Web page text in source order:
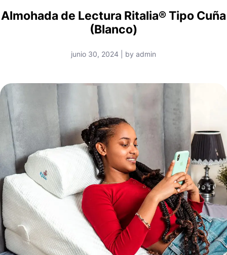
Almohada de Lectura Ritalia® Tipo Cuña
(Blanco)
junio 30, 2024 | by admin